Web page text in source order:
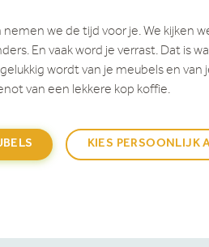
we de tijd voor je. We kijken
En vaak word je verrast. Dat is
wordt van je meubels en van
van een lekkere kop koffie.
KIES PERSOONLIJK